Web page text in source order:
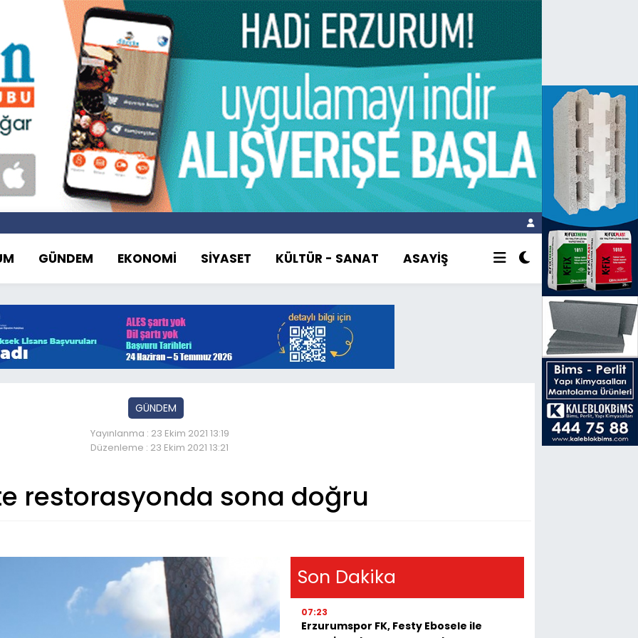
GÜNDEM EKONOMİ SİYASET KÜLTÜR - SANAT ASAYİŞ
GÜNDEM
Yayınlanma : 23 Ekim 2021 13:19
Düzenleme : 23 Ekim 2021 13:21
restorasyonda sona doğru
Son Dakika
07:23
Erzurumspor FK, Festy Ebosele ile